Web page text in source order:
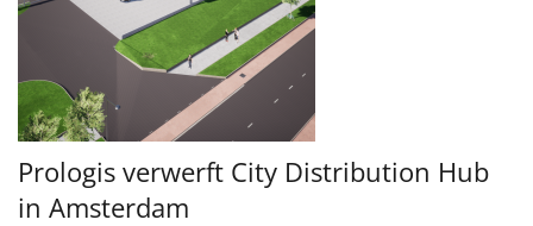
Prologis verwerft City Distribution Hub
in Amsterdam